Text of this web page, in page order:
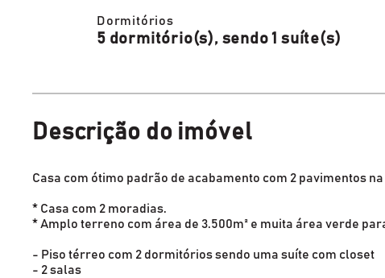
Dormitórios
5 dormitório(s), sendo 1 suíte(s)
Descrição do imóvel
Casa com ótimo padrão de acabamento com 2 pavimentos
* Casa com 2 moradias.
* Amplo terreno com área de 3.500m² e muita área verde
- Piso térreo com 2 dormitórios sendo uma suíte com closet
- 2 salas